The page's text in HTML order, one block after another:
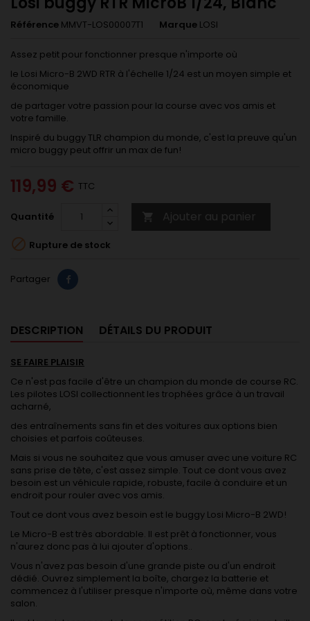
Référence MMVT-LOS00007T1 Marque LOSI
Assez petit pour fonctionner presque n'importe où
le Losi Micro-B 2WD RTR à l'échelle 1/24 est un moyen simple et
économique
de partager votre passion pour la course avec vos amis et
votre famille.
Inspiré du buggy TLR champion du monde, c'est la preuve qu'un
micro buggy peut offrir un max de fun!
119,99 € TTC
Quantité  Ajouter au panier
 Rupture de stock
Partager
DESCRIPTION DÉTAILS DU PRODUIT
SE FAIRE PLAISIR
Ce n'est pas facile d'être un champion du monde de course RC.
Les pilotes LOSI collectionnent les trophées grâce à un travail
acharné,
des entraînements sans fin et des voitures aux options bien
choisies et parfois coûteuses.
Mais si vous ne souhaitez que vous amuser avec une voiture RC
sans prise de tête, c'est assez simple. Tout ce dont vous avez
besoin est un véhicule rapide, robuste, facile à conduire et un
endroit pour rouler avec vos amis.
Tout ce dont vous avez besoin est le buggy Losi Micro-B 2WD!
Le Micro-B est très abordable. Il est prêt à fonctionner, vous
n'aurez donc pas à lui ajouter d'options..
Vous n'avez pas besoin d'une grande piste ou d'un endroit
dédié. Ouvrez simplement la boîte, chargez la batterie et
commencez à l'utiliser presque n'importe où, même dans votre
salon.